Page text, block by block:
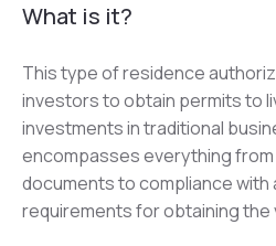
What is it?
This type of residence
investors to obtain permits to
investments in traditional
encompasses everything
documents to compliance with
requirements for obtaining the